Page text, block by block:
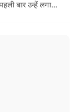
बार उन्हें लगा